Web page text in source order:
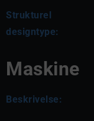
Strukturel
designtype:
Maskine
Beskrivelse: